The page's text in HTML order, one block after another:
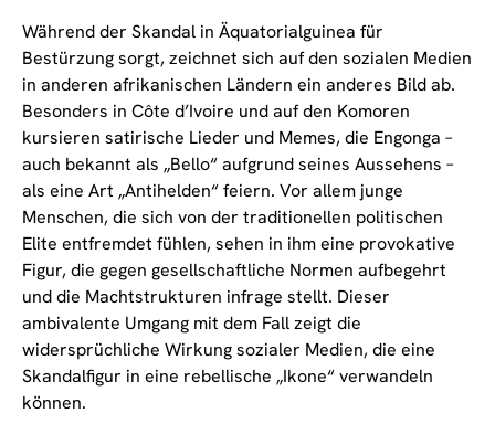
Während der Skandal in Äquatorialguinea für
Bestürzung sorgt, zeichnet sich auf den sozialen Medien
in anderen afrikanischen Ländern ein anderes Bild ab.
Besonders in Côte d’Ivoire und auf den Komoren
kursieren satirische Lieder und Memes, die Engonga –
auch bekannt als „Bello“ aufgrund seines Aussehens –
als eine Art „Antihelden“ feiern. Vor allem junge
Menschen, die sich von der traditionellen politischen
Elite entfremdet fühlen, sehen in ihm eine provokative
Figur, die gegen gesellschaftliche Normen aufbegehrt
und die Machtstrukturen infrage stellt. Dieser
ambivalente Umgang mit dem Fall zeigt die
widersprüchliche Wirkung sozialer Medien, die eine
Skandalfigur in eine rebellische „Ikone“ verwandeln
können.